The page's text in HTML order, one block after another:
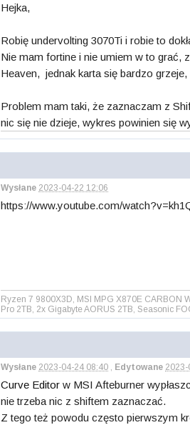
Hejka,
Robię undervolting 3070Ti i robie to
Nie mam fortine i nie umiem w to grać,
Heaven, jednak karta się bardzo
Problem mam taki, że zaznaczam z
nic się nie dzieje, wykres powinien się
Wysłane 2023-04-22 12:06
https://www.youtube.com/
Ryzen 7 9800X3D, MSI MPG X870E CARBON
Pro 2TB, 2x Gigabyte AORUS 2TB, Seasonic
Wysłane 2023-04-24 08:40 , Edytowane
Curve Editor w MSI Afteburner
nie trzeba nic z shiftem zaznaczać.
Z tego też powodu często pierwszym